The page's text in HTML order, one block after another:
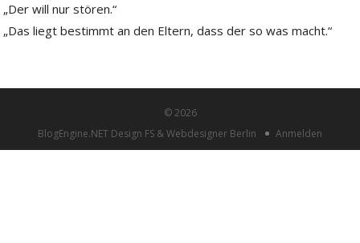
„Der will nur stören.“
„Das liegt bestimmt an den Eltern, dass der so was macht.“
© 2026
BlogEngine.NET Design FS &Webdesigner Berlin Anmelden